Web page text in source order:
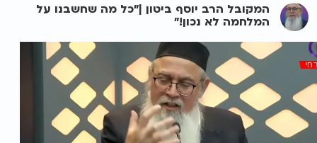
המקובל הרב יוסף ביטון |"כל מה שחשבנו על
המלחמה לא נכון!"